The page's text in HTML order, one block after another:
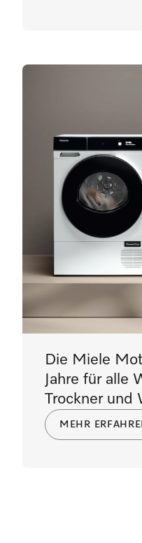
Die Miele
Jahre für alle
Trockner und
MEHR